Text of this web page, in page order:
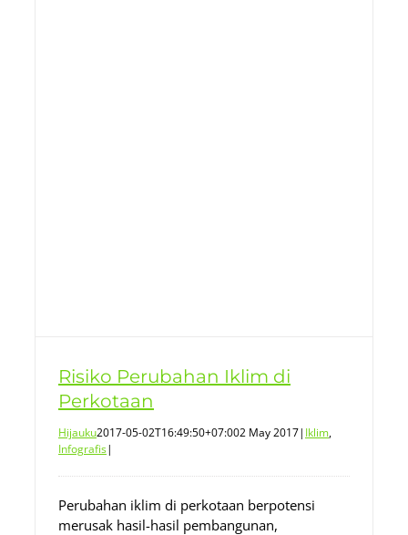
Risiko Perubahan Iklim di
Perkotaan
Hijauku2017-05-02T16:49:50+07:002 May 2017| Iklim,
Infografis|
Perubahan iklim di perkotaan berpotensi
merusak hasil-hasil pembangunan,